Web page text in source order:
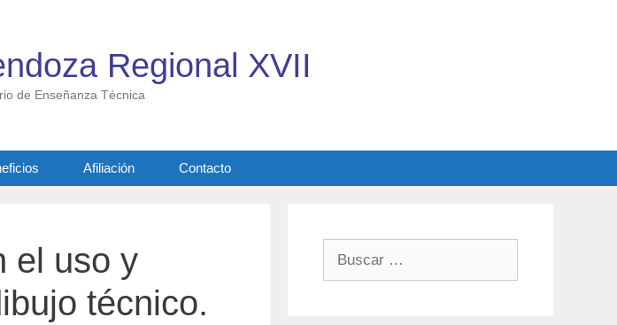
Regional XVII
de Enseñanza Técnica
Afiliación Contacto
el uso y
técnico.